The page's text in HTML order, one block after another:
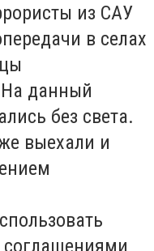
из САУ
в селах
данный
без света.
выехали и